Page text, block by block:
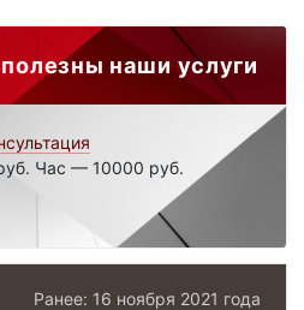
наши услуги
Час — 10000 руб.
Ранее: 16 ноября 2021 года